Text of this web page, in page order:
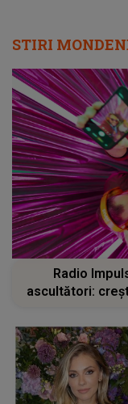
STIRI
Radio
ascultători: